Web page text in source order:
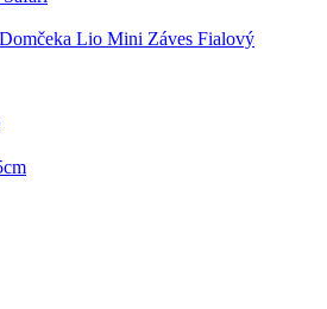
Lio Mini Záves Fialový